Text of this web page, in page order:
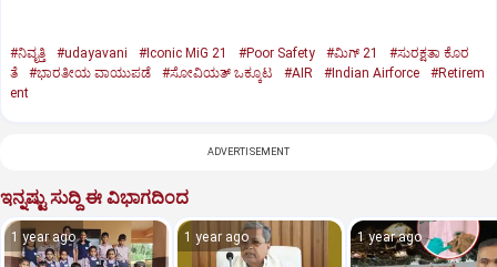
#ನಿವೃತ್ತಿ #udayavani #Iconic MiG 21 #Poor Safety #ಮಿಗ್‌ 21
#ಸುರಕ್ಷತಾ ಕೊರ
ತೆ
#ಭಾರತೀಯ ವಾಯುಪಡೆ #ಸೋವಿಯತ್‌ ಒಕ್ಕೂಟ #AIR #Indian Airforce
#Retirem
ent
ADVERTISEMENT
ಇನ್ನಷ್ಟು ಸುದ್ದಿ ಈ ವಿಭಾಗದಿಂದ
1 year ago 1 year ago 1 year ago